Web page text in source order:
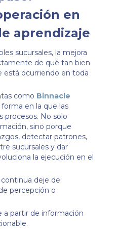
en
aprendizaje
sucursales, la mejora
de qué tan bien
está ocurriendo en toda
como Binnacle
en la que las
procesos. No solo
sino porque
detectar patrones,
sucursales y dar
la ejecución en el
deje de
percepción o
a partir de información